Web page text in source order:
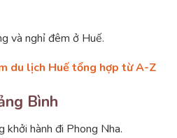
và nghỉ đêm ở Huế.
du lịch Huế tổng hợp từ A-Z
Bình
khởi hành đi Phong Nha.